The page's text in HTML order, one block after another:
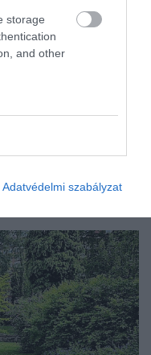
storage
and other
Adatvédelmi szabályzat